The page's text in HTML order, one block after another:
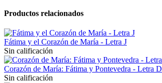
Productos relacionados
Fátima y el Corazón de María - Letra J
Sin calificación
Corazón de María: Fátima y Pontevedra - Letra D
Sin calificación